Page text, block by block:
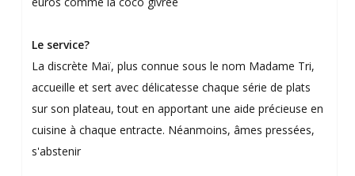
Le service?
La discrète Maï, plus connue sous le nom Madame Tri,
accueille et sert avec délicatesse chaque série de plats
sur son plateau, tout en apportant une aide précieuse en
cuisine à chaque entracte. Néanmoins, âmes pressées,
s'abstenir